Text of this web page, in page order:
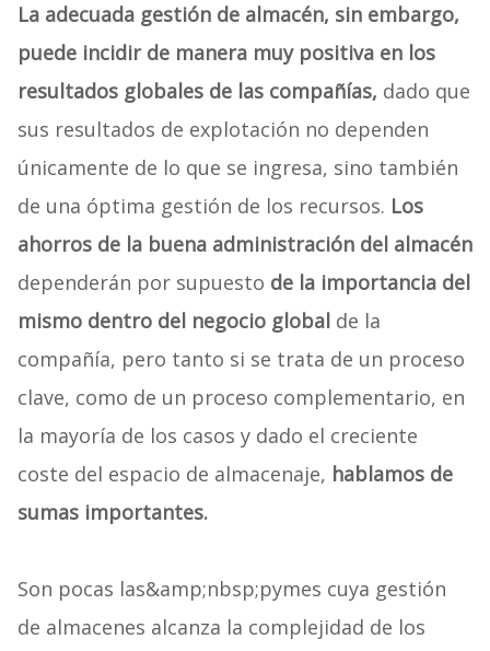
La adecuada gestión de almacén, sin embargo,
puede incidir de manera muy positiva en los
resultados globales de las compañías, dado que
sus resultados de explotación no dependen
únicamente de lo que se ingresa, sino también
de una óptima gestión de los recursos. Los
ahorros de la buena administración del almacén
dependerán por supuesto de la importancia del
mismo dentro del negocio globalde la
compañía, pero tanto si se trata de un proceso
clave, como de un proceso complementario, en
la mayoría de los casos y dado el creciente
coste del espacio de almacenaje, hablamos de
sumas importantes.
Son pocas las&amp;nbsp;pymes cuya gestión
de almacenes alcanza la complejidad de los